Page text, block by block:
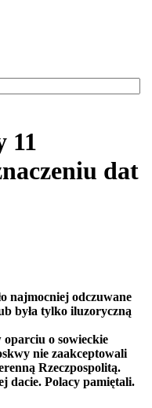
11
dat
najmocniej odczuwane
była tylko iluzoryczną
oparciu o sowieckie
nie zaakceptowali
Rzeczpospolitą.
dacie. Polacy pamiętali.